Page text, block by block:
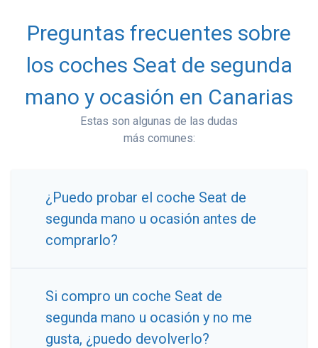
Preguntas frecuentes sobre
los coches Seat de segunda
mano y ocasión en Canarias
Estas son algunas de las dudas
más comunes:
¿Puedo probar el coche Seat de
segunda mano u ocasión antes de
comprarlo?
Si compro un coche Seat de
segunda mano u ocasión y no me
gusta, ¿puedo devolverlo?